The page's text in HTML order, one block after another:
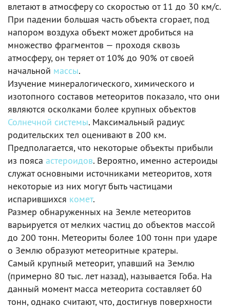
влетают в атмосферу со скоростью от 11 до 30 км/с.
При падении большая часть объекта сгорает, под
напором воздуха объект может дробиться на
множество фрагментов — проходя сквозь
атмосферу, он теряет от 10% до 90% от своей
начальной массы.
Изучение минералогического, химического и
изотопного составов метеоритов показало, что они
являются осколками более крупных объектов
Солнечной системы. Максимальный радиус
родительских тел оценивают в 200 км.
Предполагается, что некоторые объекты прибыли
из пояса астероидов. Вероятно, именно астероиды
служат основными источниками метеоритов, хотя
некоторые из них могут быть частицами
испарившихся комет.
Размер обнаруженных на Земле метеоритов
варьируется от мелких частиц до объектов массой
до 200 тонн. Метеориты более 100 тонн при ударе
о Землю образуют метеоритные кратеры.
Самый крупный метеорит, упавший на Землю
(примерно 80 тыс. лет назад), называется Гоба. На
данный момент масса метеорита составляет 60
тонн, однако считают, что, достигнув поверхности